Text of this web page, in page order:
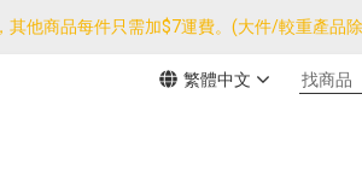
其他商品每件只需加$7運費。(大件/較重產品
其他商品每件只需加$7運費。(大件/較重產品
產品，期間網店訂單處理及客服服務暫停，
他商品每件只需加$7運費。(大件/較重產品除
繁體中文